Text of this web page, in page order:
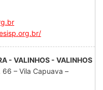
- VALINHOS - VALINHOS
– Vila Capuava –